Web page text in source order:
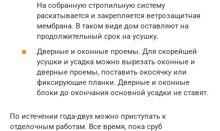
На собранную стропильную систему
раскатывается и закрепляется ветрозащитная
мембрана. В таком виде дом оставляют на
продолжительный срок на усушку.
Дверные и оконные проемы. Для скорейшей
усушки и усадка можно вырезать оконные и
дверные проемы, поставить окосячку или
фиксирующие планки. Дверные и оконные
блоки до окончания основной усадки не ставят.
По истечении года-двух можно приступать к
отделочным работам. Все время, пока сруб